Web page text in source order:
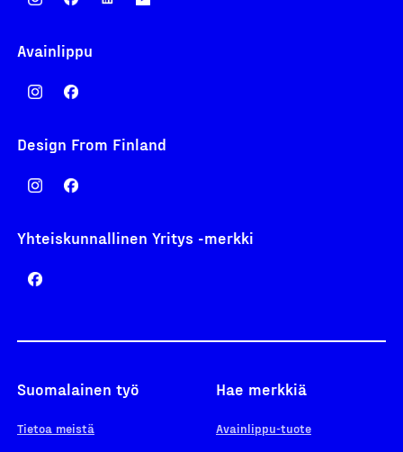
Avainlippu
Design From Finland
Yhteiskunnallinen Yritys -merkki
Suomalainen työ
Tietoa meistä
Hae merkkiä
Avainlippu-tuote